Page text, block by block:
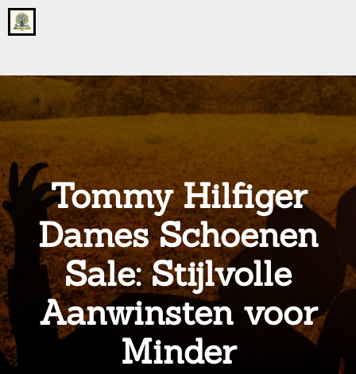
Go
to
page
onsgrotegezin.nl
Tommy Hilfiger
Dames Schoenen
Sale: Stijlvolle
Aanwinsten voor
Minder